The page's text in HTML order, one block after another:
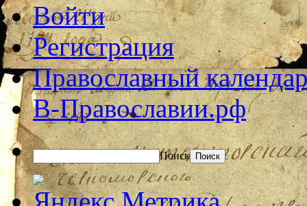
Войти
Регистрация
Православный
В-Православии.рф
Поиск